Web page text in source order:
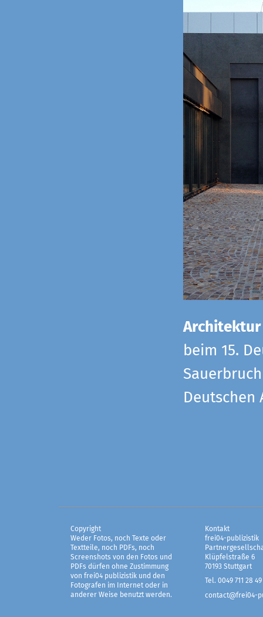
beim 15.
Copyright
Weder Fotos, noch Texte oder
Textteile, noch PDFs, noch
Screenshots von den Fotos und
PDFs dürfen ohne Zustimmung
von frei04 publizistik und den
Fotografen im Internet oder in
anderer Weise benutzt werden.
Kontakt
frei04-publizistik
Klüpfelstraße 6
70193 Stuttgart
Tel. 0049 711 28 49
contact@frei04-